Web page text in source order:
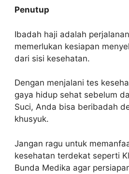
Penutup
Ibadah haji adalah
memerlukan kesiapan
dari sisi kesehatan.
Dengan menjalani tes
gaya hidup sehat sebelum
Suci, Anda bisa beribadah
khusyuk.
Jangan ragu untuk
kesehatan terdekat seperti
Bunda Medika agar